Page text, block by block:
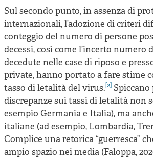
Sul secondo punto, in assenza di
internazionali, l’adozione di criteri
conteggio del numero di persone
decessi, così come l’incerto numero
decedute nelle case di riposo e
private, hanno portato a fare stime
tasso di letalità del virus.[2]
discrepanze sui tassi di letalità non
esempio Germania e Italia), ma
italiane (ad esempio, Lombardia,
Complice una retorica “guerresca”
ampio spazio nei media (Faloppa,